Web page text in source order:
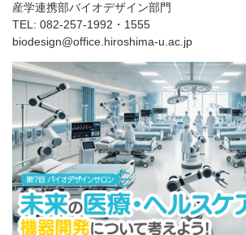
産学連携部バイオデザイン部門
TEL: 082-257-1992・1555
biodesign@office.hiroshima-u.ac.jp